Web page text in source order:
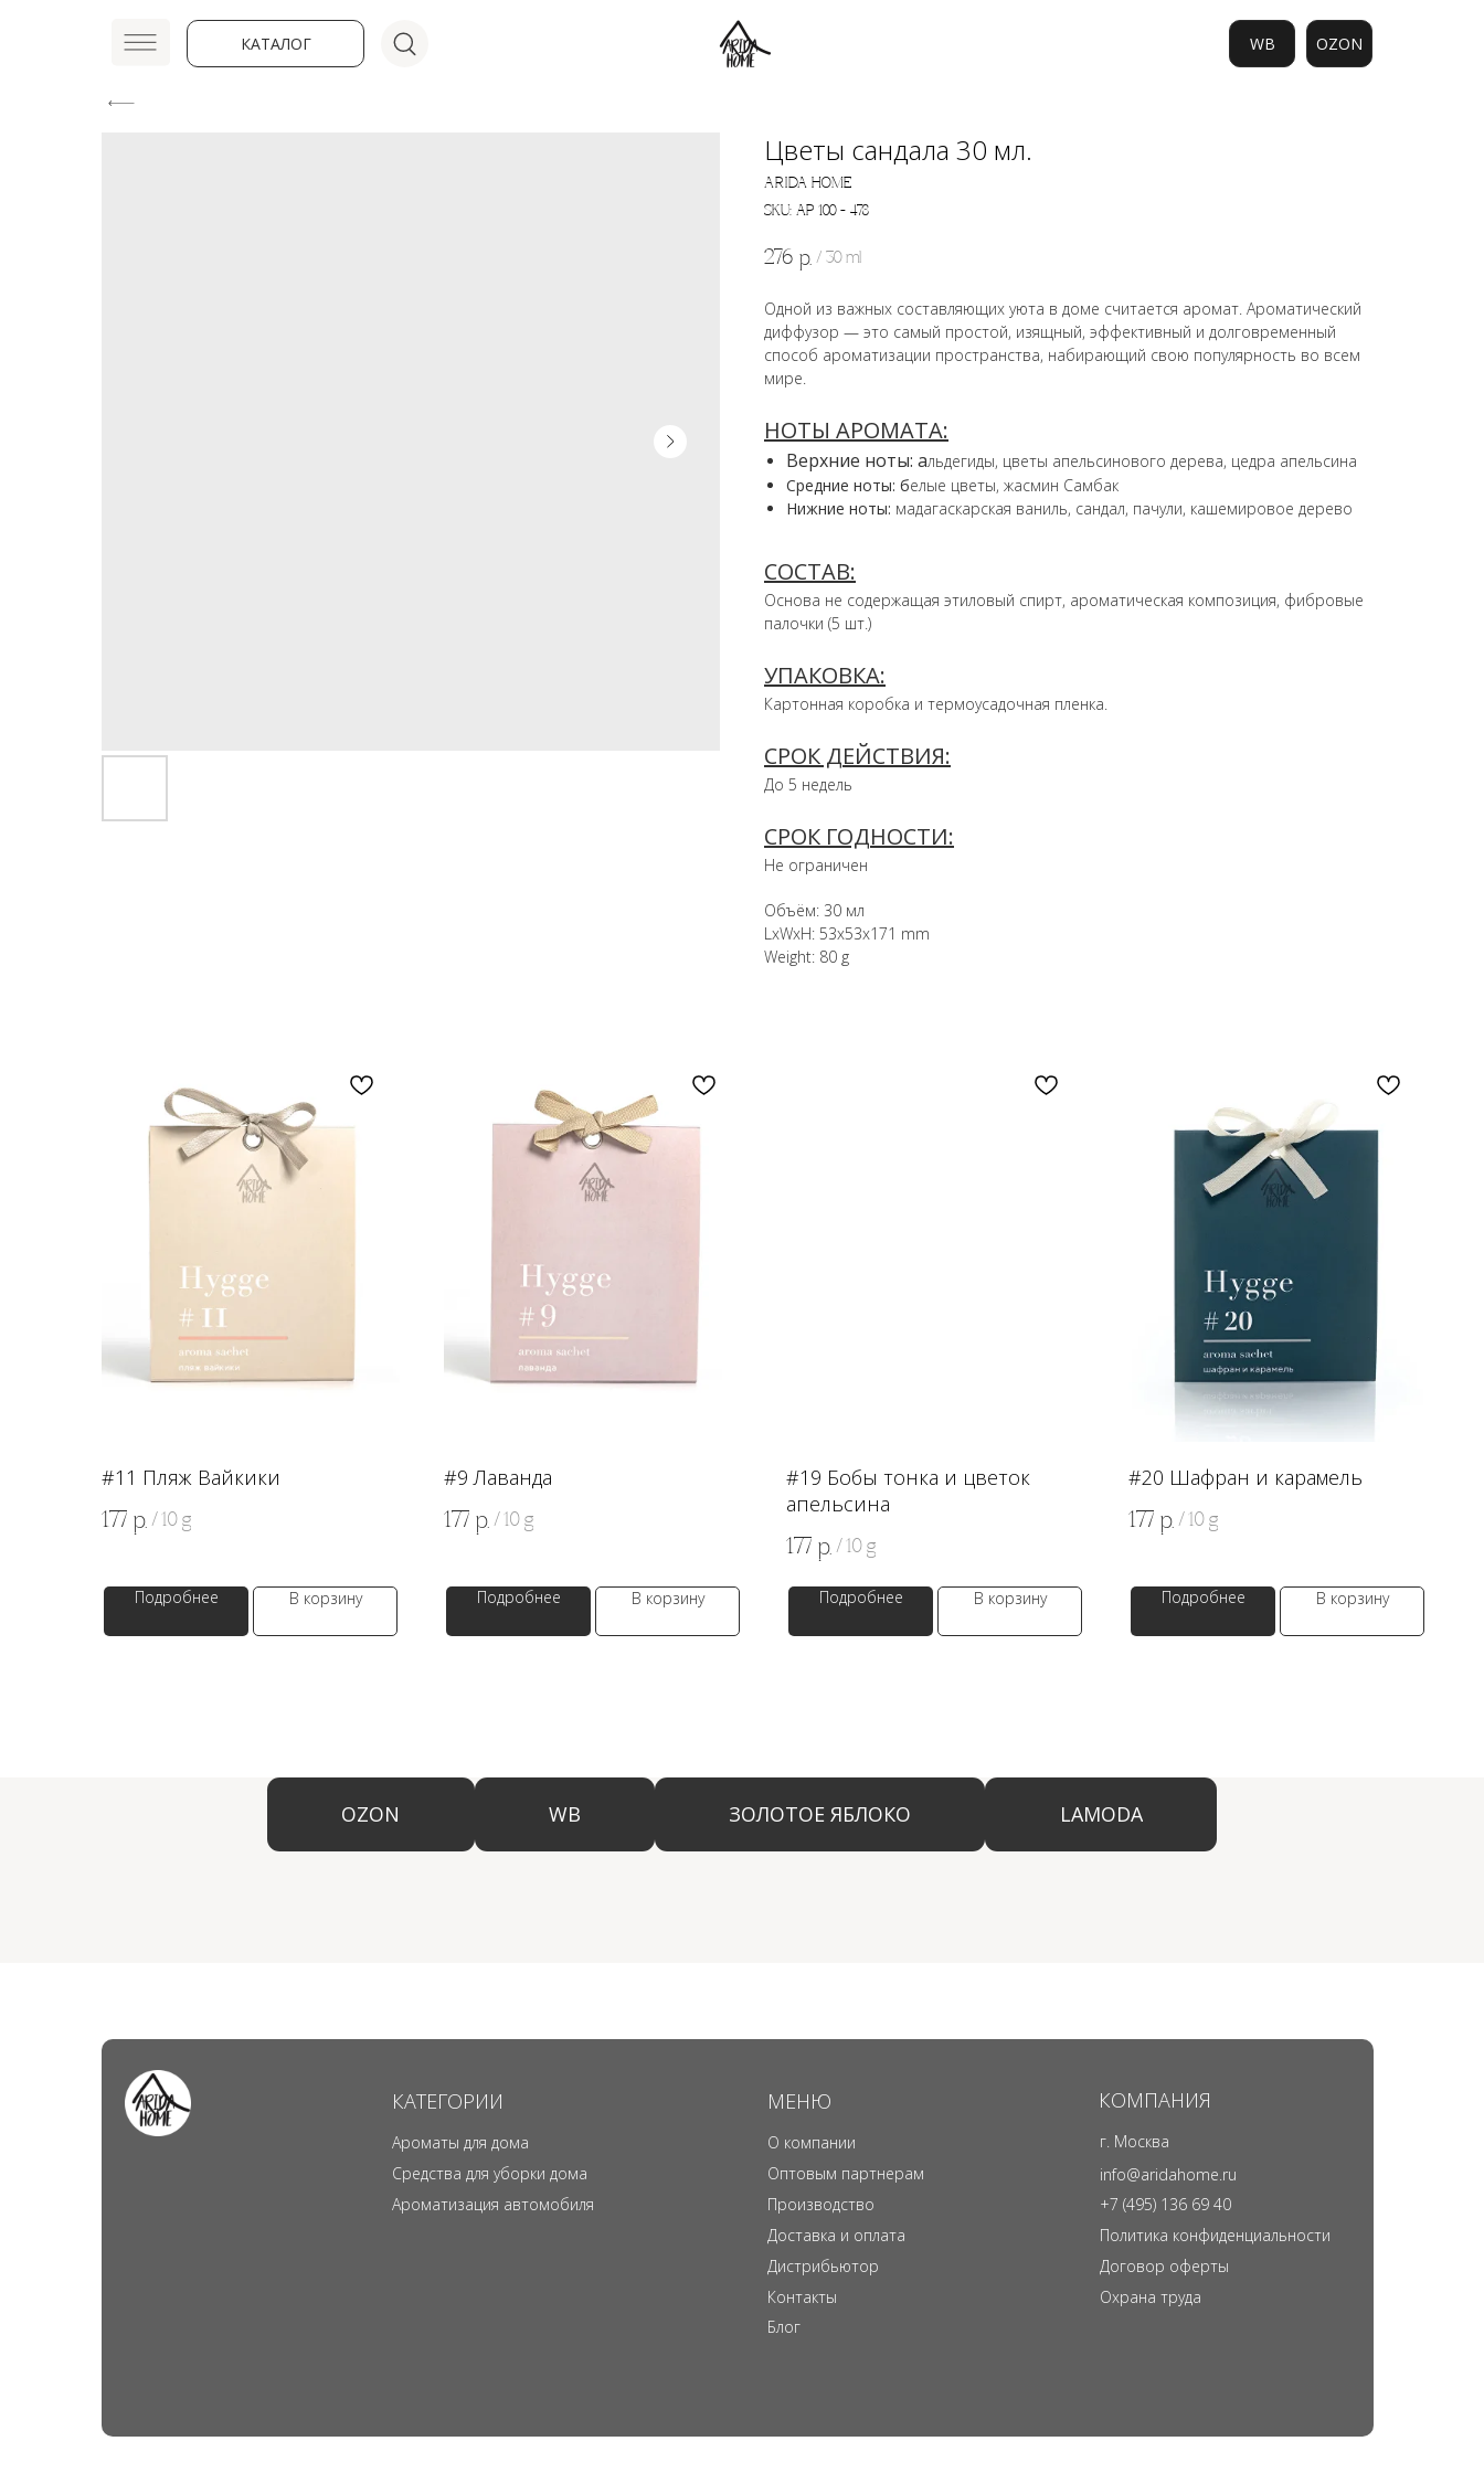
КАТАЛОГ WB OZON
Цветы сандала 30 мл.
ARIDA HOME
SKU: АР 100 - 478
276 р. / 30 ml
Одной из важных составляющих уюта в доме считается аромат. Ароматический
диффузор — это самый простой, изящный, эффективный и долговременный
способ ароматизации пространства, набирающий свою популярность во всем
мире.
НОТЫ АРОМАТА:
Верхние ноты: альдегиды, цветы апельсинового дерева, цедра апельсина
Средние ноты: белые цветы, жасмин Самбак
Нижние ноты: мадагаскарская ваниль, сандал, пачули, кашемировое дерево
СОСТАВ:
Основа не содержащая этиловый спирт, ароматическая композиция, фибровые
палочки (5 шт.)
УПАКОВКА:
Картонная коробка и термоусадочная пленка.
СРОК ДЕЙСТВИЯ:
До 5 недель
СРОК ГОДНОСТИ:
Не ограничен
Объём: 30 мл
LxWxH: 53x53x171 mm
Weight: 80 g
#11 Пляж Вайкики
177 р. / 10 g
Подробнее В корзину
#9 Лаванда
177 р. / 10 g
Подробнее В корзину
#19 Бобы тонка и цветок
апельсина
177 р. / 10 g
Подробнее В корзину
#20 Шафран и карамель
177 р. / 10 g
Подробнее В корзину
КАТЕГОРИИ
Ароматы для дома
Ароматизация автомобиля
Средства для уборки дома
МЕНЮ
О компании
Производство
Оптовым партнерам
Контакты
КОМПАНИЯ
г. Москва
info@aridahome.ru
+7 (495) 136 69 40
Политика конфиденциальности
Договор оферты
Охрана труда
Дистрибьютор
Доставка и оплата
Блог